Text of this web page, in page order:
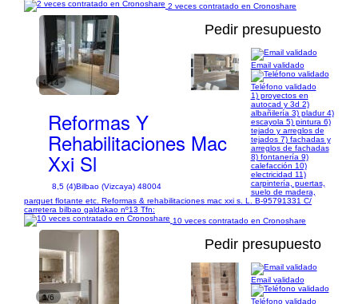
2 veces contratado en Cronoshare
1/14
Pedir presupuesto
Reformas Y
Rehabilitaciones Mac
Xxi Sl
8,5 (4)Bilbao (Vizcaya) 48004
Email validado
Teléfono validado
1) proyectos en
autocad y 3d 2)
albañilería 3) pladur 4)
escayola 5) pintura 6)
tejado y arreglos de
tejados 7) fachadas y
arreglos de fachadas
8) fontanería 9)
calefacción 10)
electricidad 11)
carpintería, puertas,
suelo de madera,
parquet flotante etc. Reformas & rehabilitaciones mac xxi s. L. B-95791331 C/
carretera bilbao galdakao nº13 Tfn:
10 veces contratado en Cronoshare
1/6
Pedir presupuesto
Email validado
Teléfono validado